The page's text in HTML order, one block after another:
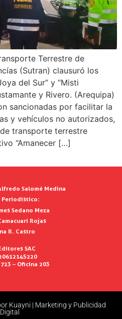
Terrestre de
(Sutran) clausuró los
del Sur” y “Misti
y Rivero. (Arequipa)
sancionadas por facilitar la
y vehículos no autorizados,
transporte terrestre
“Amanecer […]
Salomé Medina
Periodístico:
Sedano Meza
Rojas
R. Castro
SAC
– Oficina 203
Kuayni | Marketing y Publicidad
Digital